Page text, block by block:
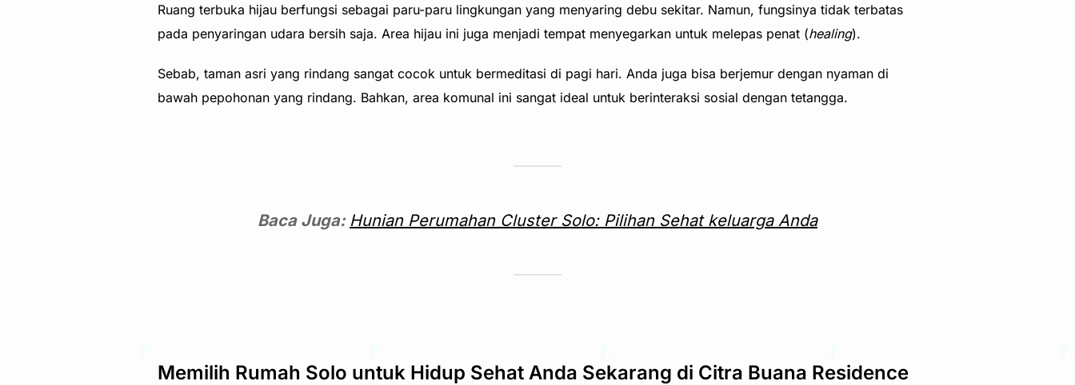
Ruang terbuka hijau berfungsi sebagai paru-paru lingkungan yang menyaring debu sekitar. Namun, fungsinya tidak terbatas
pada penyaringan udara bersih saja. Area hijau ini juga menjadi tempat menyegarkan untuk melepas penat (healing).
Sebab, taman asri yang rindang sangat cocok untuk bermeditasi di pagi hari. Anda juga bisa berjemur dengan nyaman di
bawah pepohonan yang rindang. Bahkan, area komunal ini sangat ideal untuk berinteraksi sosial dengan tetangga.
Baca Juga: Hunian Perumahan Cluster Solo: Pilihan Sehat keluarga Anda
Memilih Rumah Solo untuk Hidup Sehat Anda Sekarang di Citra Buana Residence